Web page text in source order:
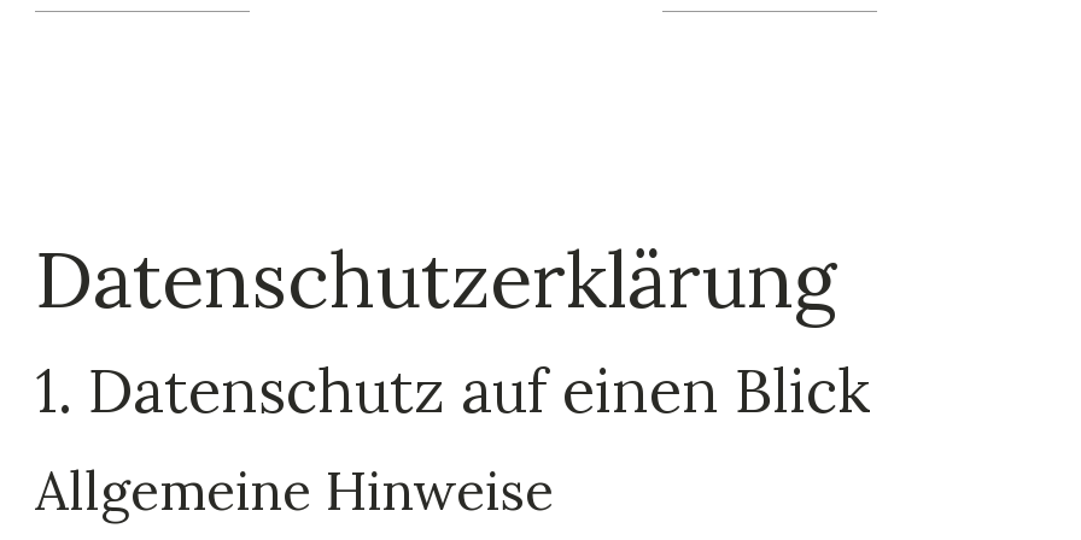
Datenschutz­erklärung
1. Datenschutz auf einen Blick
Allgemeine Hinweise